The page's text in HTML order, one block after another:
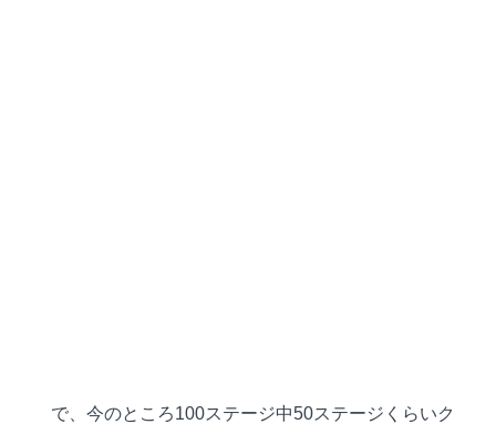
で、今のところ100ステージ中50ステージくらいク